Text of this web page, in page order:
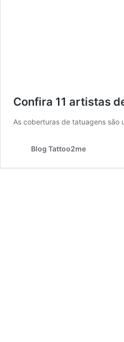
Confira 11 artistas
As coberturas de tatuagens são
Blog Tattoo2me